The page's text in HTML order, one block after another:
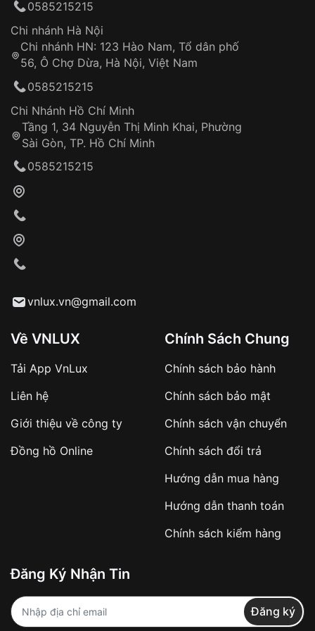
Hotline: 0585 215 215
Từ khóa SEO:
Khách hàng kiểm tra và thanh toán trực tiếp
Từ khóa SEO:
sản phẩm đặc biệt
hàng
Số tiền còn lại thanh toán khi nhận hàng hoặc
✔️ Đảm bảo xử lý đơn hàng nhanh chóng
✔️ Hạn chế tình trạng hủy đơn không mong
Từ khóa SEO:
thống VNLUX
Đảm bảo quyền lợi khách hàng
Đồng hành cùng khách hàng trong suốt quá
trình sử dụng
0585215215
Chi nhánh Hà Nội
Chi nhánh HN: 123 Hào Nam, Tổ dân phố
56, Ô Chợ Dừa, Hà Nội, Việt Nam
0585215215
Chi Nhánh Hồ Chí Minh
Tầng 1, 34 Nguyễn Thị Minh Khai, Phường
Sài Gòn, TP. Hồ Chí Minh
0585215215
vnlux.vn@gmail.com
Về VNLUX
Tải App VnLux
Liên hệ
Giới thiệu về công ty
Đồng hồ Online
Chính Sách Chung
Chính sách bảo hành
Chính sách bảo mật
Chính sách vận chuyển
Chính sách đổi trả
Hướng dẫn mua hàng
Hướng dẫn thanh toán
Chính sách kiểm hàng
Đăng Ký Nhận Tin
Đăng ký